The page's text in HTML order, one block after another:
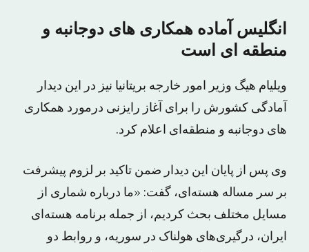
انگلیس آماده همکاری های دوجانبه و
منطقه ای است
ویلیام هیگ وزیر امور خارجه بریتانیا نیز در این دیدار
آمادگی کشورش را برای آغاز رایزنی درمورد همکاری
های دوجانبه و منطقه‌ای اعلام کرد.
وی پس از پایان این دیدار ضمن تاکید بر لزوم پیشرفت
بر سر مساله هسته‌ای، گفت: «ما درباره شماری از
مسایل مختلف بحث کردیم، از جمله برنامه هسته‌ای
ایران، درگیری‌های هولناک در سوریه، و روابط دو